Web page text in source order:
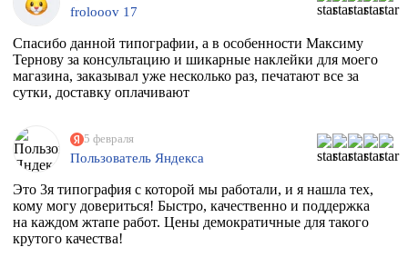
frolooov 17
Спасибо данной типографии, а в особенности Максиму
Тернову за консультацию и шикарные наклейки для моего
магазина, заказывал уже несколько раз, печатают все за
сутки, доставку оплачивают
5 февраля
Пользователь Яндекса
Это 3я типография с которой мы работали, и я нашла тех,
кому могу довериться! Быстро, качественно и поддержка
на каждом жтапе работ. Цены демократичные для такого
крутого качества!